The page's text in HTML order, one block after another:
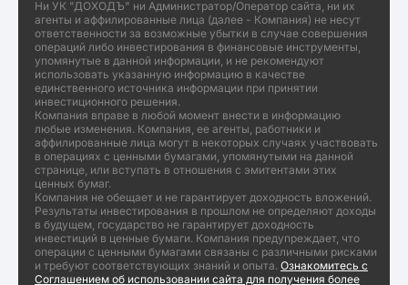
Ни УК "ДОХОДЪ" ни Администратор/Оператор сайта, ни их
агенты и аффилированные лица (далее - Компания) не несут
ответственности за возможные убытки в случае совершения
операций либо инвестирования в финансовые инструменты,
упомянутые в данной информации, и не рекомендуют
использовать указанную информацию в качестве
единственного источника информации при принятии
инвестиционного решения.
Компания вправе в любой момент внести в информацию
любые изменения. Компания, ее агенты, работники и
аффилированные лица могут в некоторых случаях участвовать
в операциях с ценными бумагами, упомянутыми на данной
странице, или вступать в отношения с эмитентами этих
ценных бумаг.
Компания не обещает и не гарантирует доходность вложений.
Результаты инвестирования в прошлом не определяют доходы
в будущем, государство не гарантирует доходность
инвестиций в ценные бумаги. Компания предупреждает, что
операции с ценными бумагами связаны с различными рисками
и требуют соответствующих знаний и опыта. Ознакомитесь с
Соглашением об использовании сайта для получения более